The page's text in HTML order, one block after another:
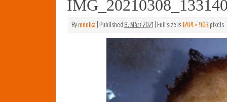
Bymonika|Published8. März 2021|Full size is1204 × 903pixels